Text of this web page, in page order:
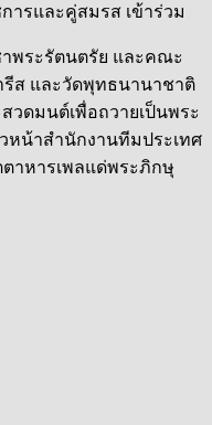
ารและคู่สมรส เข้าร่วม
พระรัตนตรัย และคณะ
รีส และวัดพุทธนานาชาติ
วดมนต์เพื่อถวายเป็นพระ
หน้าสำนักงานทีมประเทศ
าหารเพลแด่พระภิกษุ